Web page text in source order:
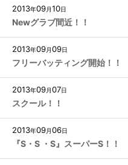
2013年09月10日
Newグラブ間近！！
2013年09月09日
フリーバッティング開始！！
2013年09月07日
スクール！！
2013年09月06日
『S・S ・S』スーパーS！！